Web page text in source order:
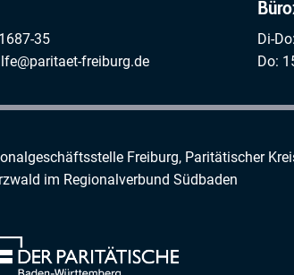
35
freiburg.de
Di-
Do:
Freiburg, Paritätischer
im Regionalverbund Südbaden